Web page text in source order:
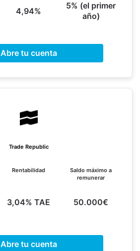
4,94%
5% (el primer
año)
Abre tu cuenta
Trade Republic
Rentabilidad
3,04% TAE
Saldo máximo a
remunerar
50.000€
Abre tu cuenta